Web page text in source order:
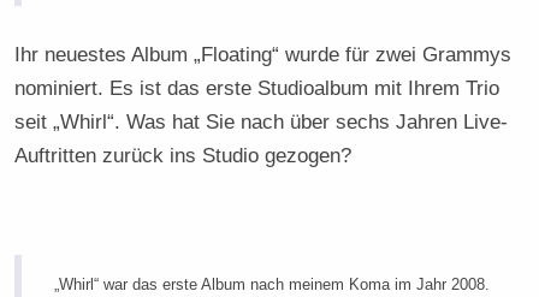
Ihr neuestes Album „Floating“ wurde für zwei Grammys
nominiert. Es ist das erste Studioalbum mit Ihrem Trio
seit „Whirl“. Was hat Sie nach über sechs Jahren Live-
Auftritten zurück ins Studio gezogen?
„Whirl“ war das erste Album nach meinem Koma im Jahr 2008.